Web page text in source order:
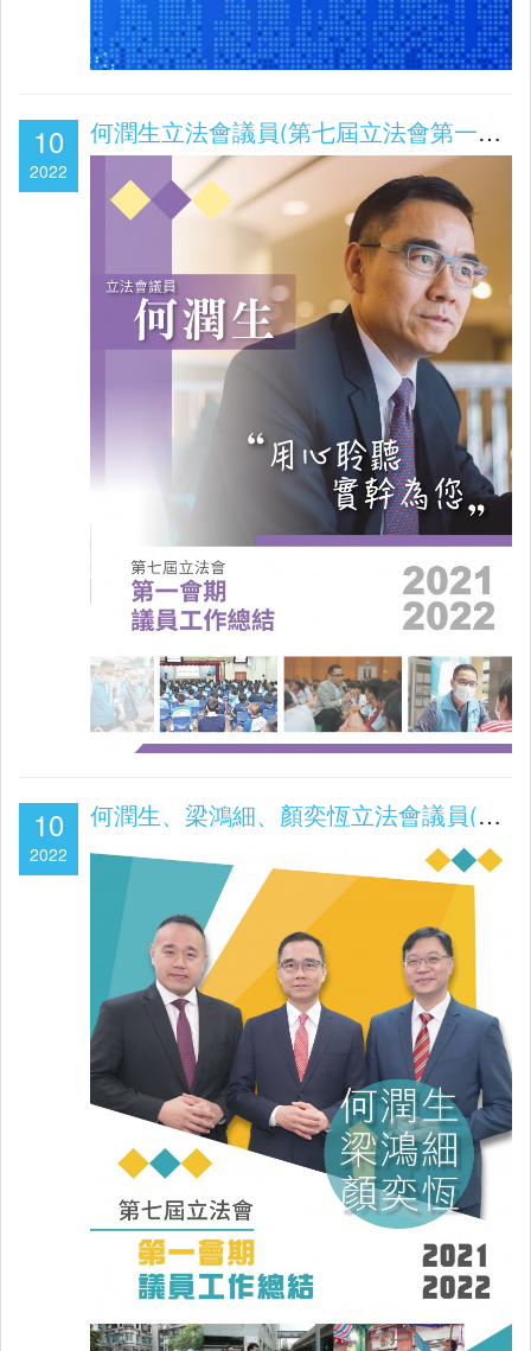
10
2022
何潤生立法會議員(第七屆立法會第一會期2021/2022工作報告)
10
2022
何潤生、梁鴻細、顏奕恆立法會議員(第七屆立法會第一會期2021/2022工作報告)